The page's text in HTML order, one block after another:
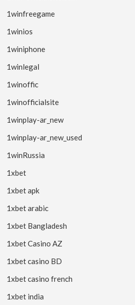
1winfreegame
1winios
1winiphone
1winlegal
1winoffic
1winofficialsite
1winplay-ar_new
1winplay-ar_new_used
1winRussia
1xbet
1xbet apk
1xbet arabic
1xbet Bangladesh
1xbet Casino AZ
1xbet casino BD
1xbet casino french
1xbet india